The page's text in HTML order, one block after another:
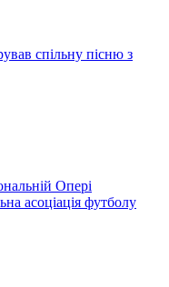
спільну пісню з
Опері
асоціація футболу